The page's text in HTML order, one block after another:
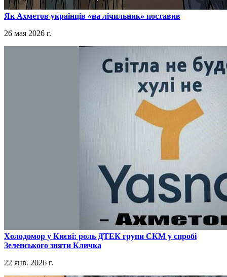
​Як Ахметов українців «на лічильник» поставив
26 мая 2026 г.
​Холодомор у Києві: роль ДТЕК групи СКМ у спробі
Зеленського зняти Кличка
22 янв. 2026 г.